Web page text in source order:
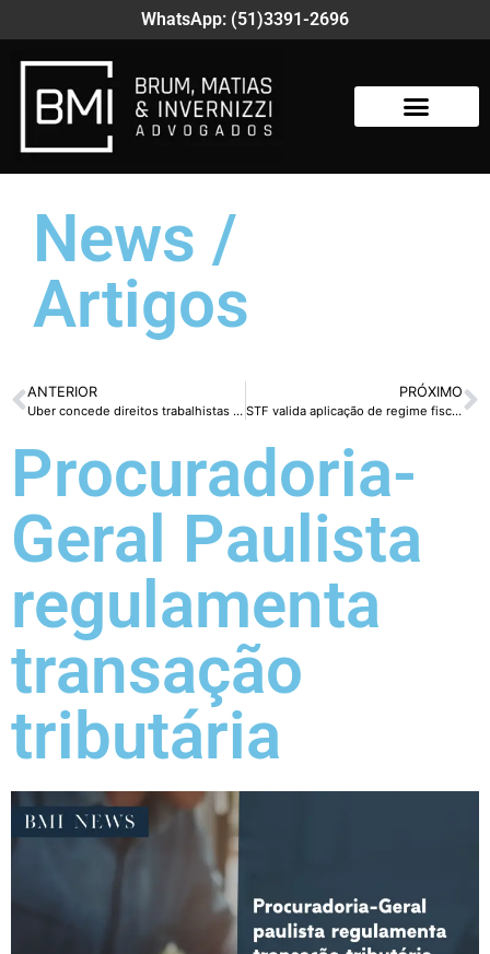
WhatsApp: (51)3391-2696
News /
Artigos
ANTERIOR
Uber concede direitos trabalhistas a todos seus motoristas no Reino Unido
PRÓXIMO
STF valida aplicação de regime fiscal e previdenciário de PJs para prestadores de serviços intelectuais
Procuradoria-
Geral Paulista
regulamenta
transação
tributária